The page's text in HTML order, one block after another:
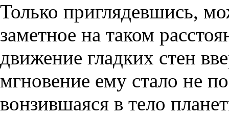
Только приглядевшись,
заметное на таком
движение гладких стен
мгновение ему стало не
вонзившаяся в тело